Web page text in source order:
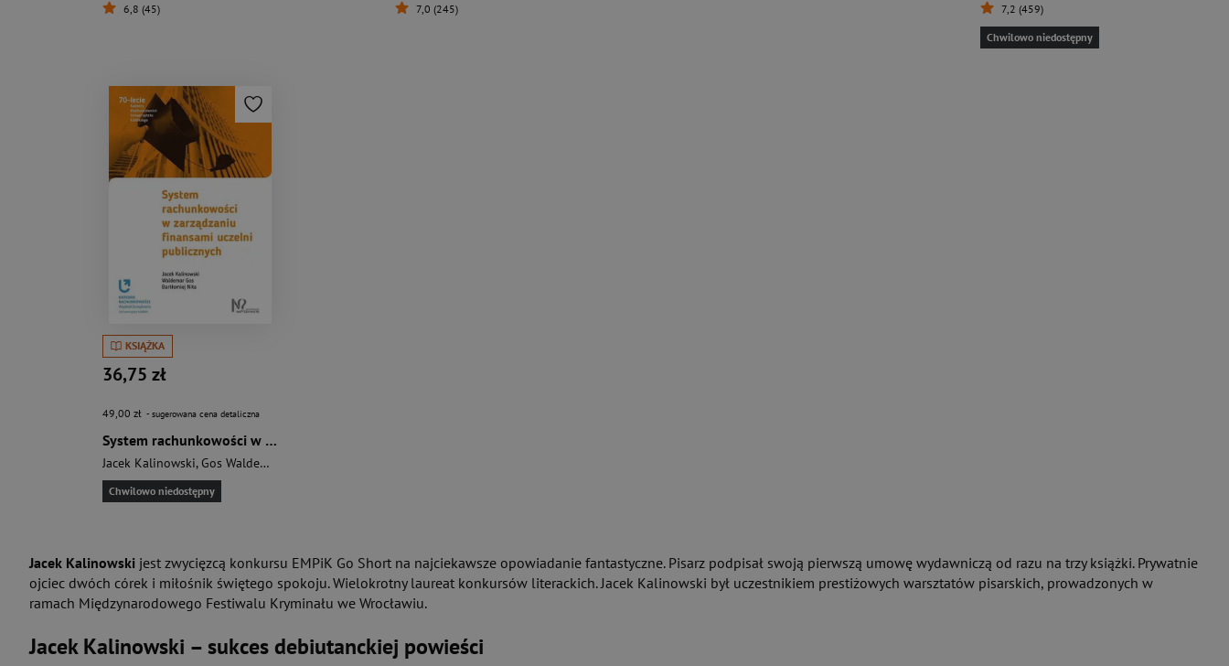
6,8 (45) 7,0 (245) 7,2 (459)
Chwilowo niedostępny
KSIĄŻKA
36,75 zł
49,00 zł - sugerowana cena detaliczna
System rachunkowości w zarządzaniu finansami uczelni publicznych
Jacek Kalinowski,Gos Waldemar
Chwilowo niedostępny
Jacek Kalinowski jest zwycięzcą konkursu EMPiK Go Short na najciekawsze opowiadanie fantastyczne. Pisarz podpisał swoją pierwszą umowę wydawniczą od razu na trzy książki. Prywatnie
ojciec dwóch córek i miłośnik świętego spokoju. Wielokrotny laureat konkursów literackich. Jacek Kalinowski był uczestnikiem prestiżowych warsztatów pisarskich, prowadzonych w
ramach Międzynarodowego Festiwalu Kryminału we Wrocławiu.
Jacek Kalinowski – sukces debiutanckiej powieści